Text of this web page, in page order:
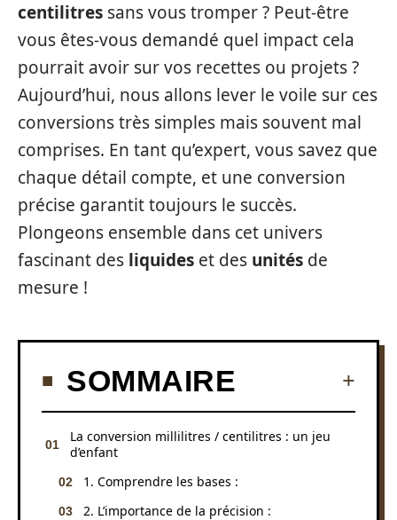
centilitres sans vous tromper ? Peut-être
vous êtes-vous demandé quel impact cela
pourrait avoir sur vos recettes ou projets ?
Aujourd’hui, nous allons lever le voile sur ces
conversions très simples mais souvent mal
comprises. En tant qu’expert, vous savez que
chaque détail compte, et une conversion
précise garantit toujours le succès.
Plongeons ensemble dans cet univers
fascinant des liquides et des unités de
mesure !
SOMMAIRE
La conversion millilitres / centilitres : un jeu
d’enfant
1. Comprendre les bases :
2. L’importance de la précision :